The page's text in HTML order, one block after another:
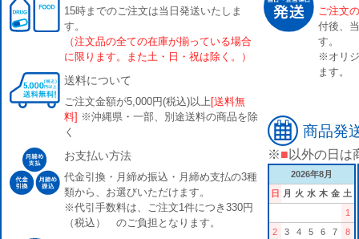
15時までのご注文は当日発送いたしま
す。
（注文品の全ての在庫が揃っている場合
に限ります。また土・日・祝は除く。）
送料について
ご注文金額が5,000円(税込)以上 [送料無
料] ※沖縄県・一部、別途送料の商品を除
く
お支払い方法
代金引換・月締め振込・月締め支払の3種
類から、お選びいただけます。
※代引手数料は、ご注文1件につき330円
（税込） のご負担となります。
ご注文
付後、
す。
※オリ
ます。
商品発
※■ 以外の日は
2026年8月
日
月 火 水 木 金 土
1
2
3 4 5 6 7
8